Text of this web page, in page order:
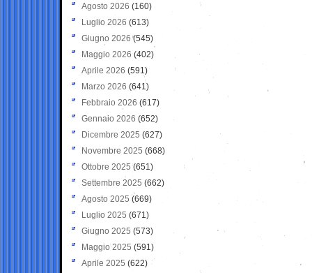
Agosto 2026 (160)
Luglio 2026 (613)
Giugno 2026 (545)
Maggio 2026 (402)
Aprile 2026 (591)
Marzo 2026 (641)
Febbraio 2026 (617)
Gennaio 2026 (652)
Dicembre 2025 (627)
Novembre 2025 (668)
Ottobre 2025 (651)
Settembre 2025 (662)
Agosto 2025 (669)
Luglio 2025 (671)
Giugno 2025 (573)
Maggio 2025 (591)
Aprile 2025 (622)